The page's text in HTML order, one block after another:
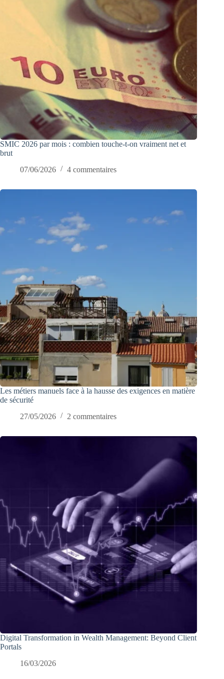
SMIC 2026 par mois : combien touche-t-on vraiment net et
brut
07/06/2026
4 commentaires
Les métiers manuels face à la hausse des exigences en matière
de sécurité
27/05/2026
2 commentaires
Digital Transformation in Wealth Management: Beyond Client
Portals
16/03/2026